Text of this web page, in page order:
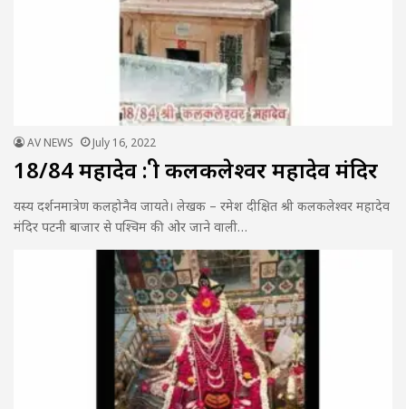
AV NEWS July 16, 2022
18/84 महादेव : श्री कलकलेश्वर महादेव मंदिर
यस्य दर्शनमात्रेण कलहोनैव जायते। लेखक – रमेश दीक्षित श्री कलकलेश्वर महादेव
मंदिर पटनी बाजार से पश्चिम की ओर जाने वाली…